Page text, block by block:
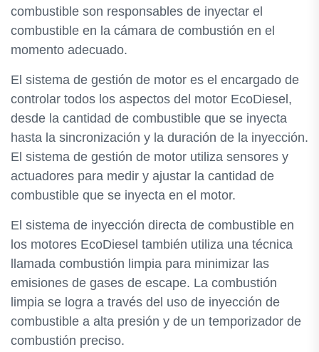
combustible son responsables de inyectar el
combustible en la cámara de combustión en el
momento adecuado.
El sistema de gestión de motor es el encargado de
controlar todos los aspectos del motor EcoDiesel,
desde la cantidad de combustible que se inyecta
hasta la sincronización y la duración de la inyección.
El sistema de gestión de motor utiliza sensores y
actuadores para medir y ajustar la cantidad de
combustible que se inyecta en el motor.
El sistema de inyección directa de combustible en
los motores EcoDiesel también utiliza una técnica
llamada combustión limpia para minimizar las
emisiones de gases de escape. La combustión
limpia se logra a través del uso de inyección de
combustible a alta presión y de un temporizador de
combustión preciso.